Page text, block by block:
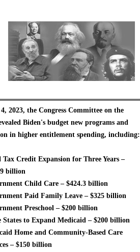
2023, the Congress Committee on the
Biden's budget new programs and
in higher entitlement spending, including:
Tax Credit Expansion for Three Years –
billion
Child Care – $424.3 billion
Paid Family Leave – $325 billion
Preschool – $200 billion
States to Expand Medicaid – $200 billion
Home and Community-Based Care
– $150 billion